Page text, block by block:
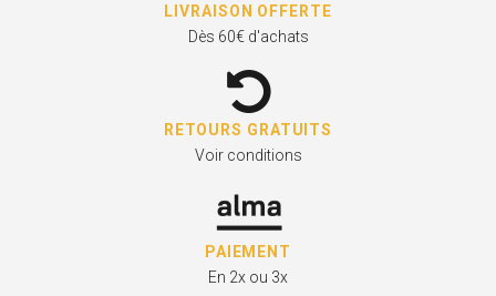
LIVRAISON OFFERTE
Dès 60€ d'achats
RETOURS GRATUITS
Voir conditions
PAIEMENT
En 2x ou 3x